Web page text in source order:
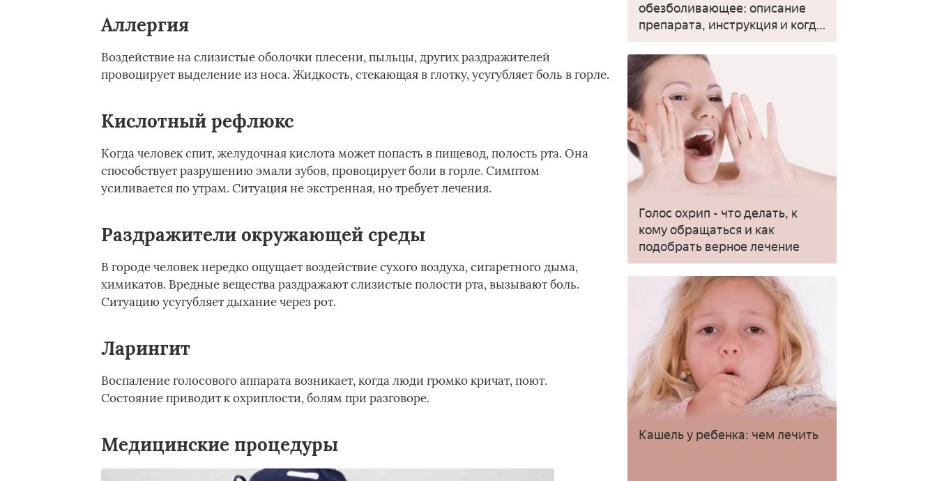
Аллергия
Воздействие на слизистые оболочки плесени, пыльцы, других раздражителей
провоцирует выделение из носа. Жидкость, стекающая в глотку, усугубляет боль в горле.
Кислотный рефлюкс
Когда человек спит, желудочная кислота может попасть в пищевод, полость рта. Она
способствует разрушению эмали зубов, провоцирует боли в горле. Симптом
усиливается по утрам. Ситуация не экстренная, но требует лечения.
Раздражители окружающей среды
В городе человек нередко ощущает воздействие сухого воздуха, сигаретного дыма,
химикатов. Вредные вещества раздражают слизистые полости рта, вызывают боль.
Ситуацию усугубляет дыхание через рот.
Ларингит
Воспаление голосового аппарата возникает, когда люди громко кричат, поют.
Состояние приводит к охриплости, болям при разговоре.
Медицинские процедуры
обезболивающее: описание
препарата, инструкция и когда
применять
Голос охрип - что делать, к
кому обращаться и как
подобрать верное лечение
Кашель у ребенка: чем лечить